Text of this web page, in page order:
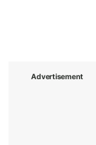
Advertisement